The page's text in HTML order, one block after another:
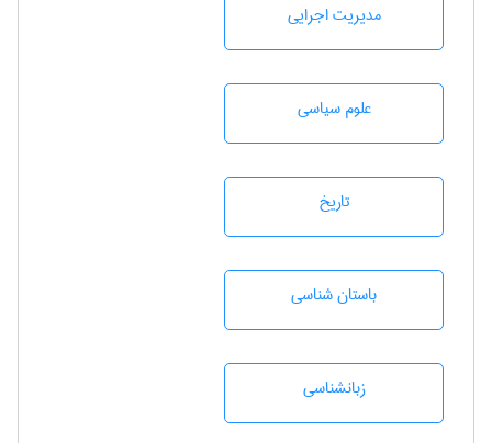
مديريت اجرايی
علوم سياسی
تاريخ
باستان شناسی
زبانشناسی